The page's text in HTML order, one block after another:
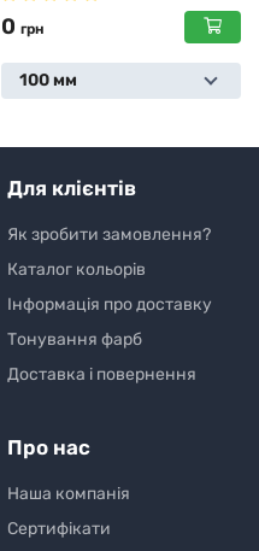
0 грн
Для клієнтів
Як зробити замовлення?
Каталог кольорів
Інформація про доставку
Тонування фарб
Доставка і повернення
Про нас
Наша компанія
Сертифікати